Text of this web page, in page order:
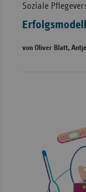
Soziale
von Oliver Blatt,